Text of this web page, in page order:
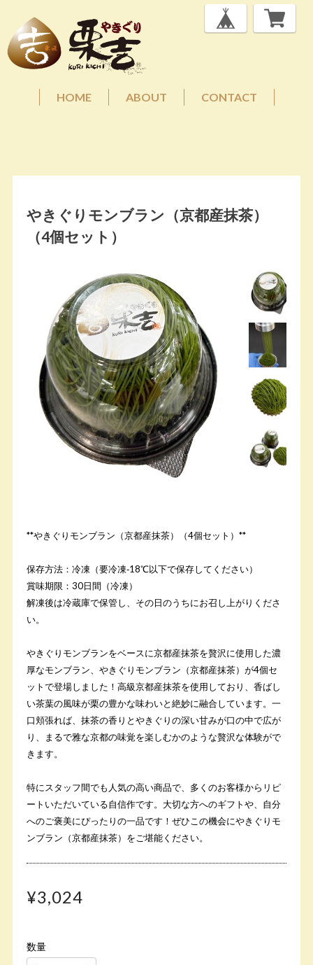
HOME ABOUT CONTACT
やきぐりモンブラン（京都産抹茶）
（4個セット）
**やきぐりモンブラン（京都産抹茶）（4個セット）**
保存方法：冷凍（要冷凍‐18℃以下で保存してください）
賞味期限：30日間（冷凍）
解凍後は冷蔵庫で保管し、その日のうちにお召し上がりくださ
い。
やきぐりモンブランをベースに京都産抹茶を贅沢に使用した濃
厚なモンブラン、やきぐりモンブラン（京都産抹茶）が4個セ
ットで登場しました！高級京都産抹茶を使用しており、香ばし
い茶葉の風味が栗の豊かな味わいと絶妙に融合しています。一
口頬張れば、抹茶の香りとやきぐりの深い甘みが口の中で広が
り、まるで雅な京都の味覚を楽しむかのような贅沢な体験がで
きます。
特にスタッフ間でも人気の高い商品で、多くのお客様からリピ
ートいただいている自信作です。大切な方へのギフトや、自分
へのご褒美にぴったりの一品です！ぜひこの機会にやきぐりモ
ンブラン（京都産抹茶）をご堪能ください。
¥3,024
数量